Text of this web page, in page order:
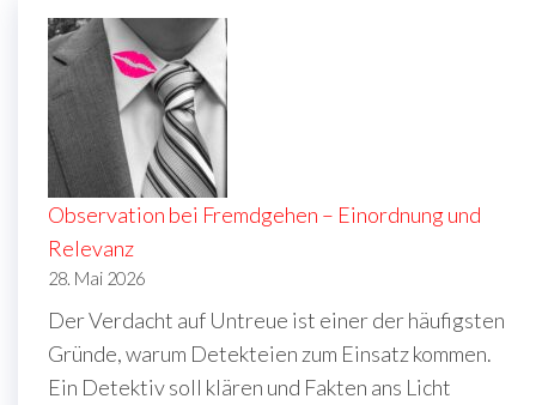
Observation bei Fremdgehen – Einordnung und
Relevanz
28. Mai 2026
Der Verdacht auf Untreue ist einer der häufigsten
Gründe, warum Detekteien zum Einsatz kommen.
Ein Detektiv soll klären und Fakten ans Licht